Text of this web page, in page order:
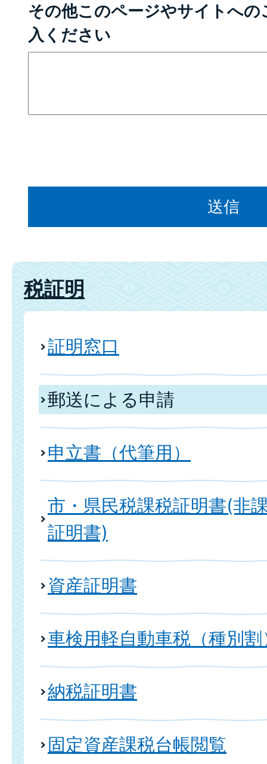
その他このページやサイトへ
入ください
税証明
証明窓口
郵送による申請
申立書（代筆用）
市・県民税課税証明書(非
証明書)
資産証明書
車検用軽自動車税（種別
納税証明書
固定資産課税台帳閲覧